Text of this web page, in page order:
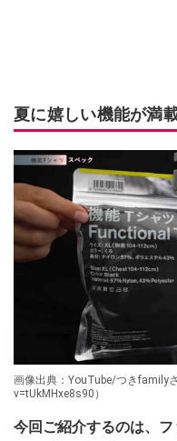
夏に嬉しい機能が満
画像出典：YouTube/つきfamily
v=tUkMHxe8s90）
今回ご紹介するのは、